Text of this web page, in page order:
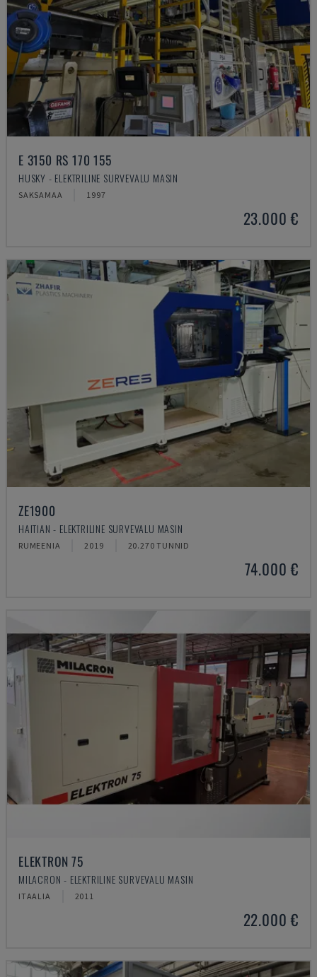
E 3150 RS 170 155
HUSKY - ELEKTRILINE SURVEVALU MASIN
SAKSAMAA 1997
23.000 €
ZE1900
HAITIAN - ELEKTRILINE SURVEVALU MASIN
RUMEENIA 2019 20.270 TUNNID
74.000 €
ELEKTRON 75
MILACRON - ELEKTRILINE SURVEVALU MASIN
ITAALIA 2011
22.000 €